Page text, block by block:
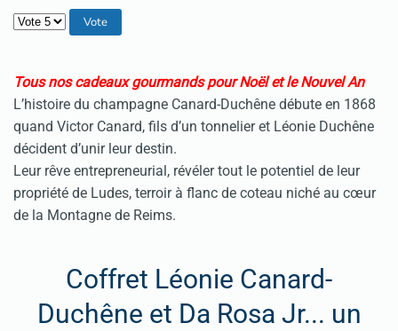
Veuillez voter
Tous nos cadeaux gourmands pour Noël et le Nouvel An
L’histoire du champagne Canard-Duchêne débute en 1868
quand Victor Canard, fils d’un tonnelier et Léonie Duchêne
décident d’unir leur destin.
Leur rêve entrepreneurial, révéler tout le potentiel de leur
propriété de Ludes, terroir à flanc de coteau niché au cœur
de la Montagne de Reims.
Coffret Léonie Canard-
Duchêne et Da Rosa Jr... un